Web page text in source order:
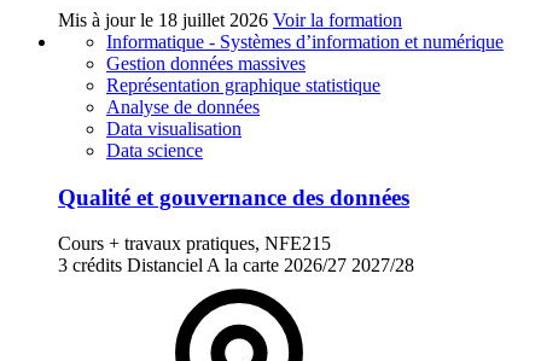
Mis à jour le 18 juillet 2026 Voir la formation
Informatique - Systèmes d’information et numérique
Gestion données massives
Représentation graphique statistique
Analyse de données
Data visualisation
Data science
Qualité et gouvernance des données
Cours + travaux pratiques, NFE215
3 crédits Distanciel A la carte 2026/27 2027/28